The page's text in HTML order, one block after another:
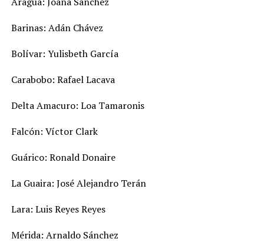
Barinas: Adán Chávez
Bolívar: Yulisbeth García
Carabobo: Rafael Lacava
Delta Amacuro: Loa Tamaronis
Falcón: Víctor Clark
Guárico: Ronald Donaire
La Guaira: José Alejandro Terán
Lara: Luis Reyes Reyes
Mérida: Arnaldo Sánchez